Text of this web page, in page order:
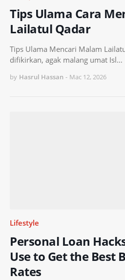
Tips Ulama Cara
Lailatul Qadar
Tips Ulama Mencari Malam
difikirkan, agak malang umat Isl…
by Hasrul Hassan - Mac 12, 2026
Lifestyle
Personal Loan
Use to Get the Best
Rates